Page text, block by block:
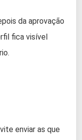
da aprovação
fica visível
enviar as que